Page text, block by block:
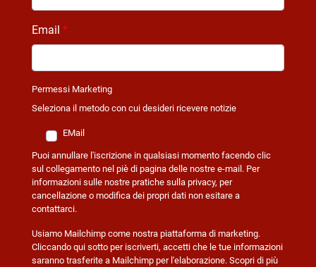
Email *
Permessi Marketing
Permessi Marketing
Seleziona il metodo con cui desideri ricevere notizie
EMail
Puoi annullare l'iscrizione in qualsiasi momento facendo clic
sul collegamento nel piè di pagina delle nostre e-mail. Per
informazioni sulle nostre pratiche sulla privacy, per
cancellazione o modifica dei propri dati non esitare a
contattarci.
Usiamo Mailchimp come nostra piattaforma di marketing.
Cliccando qui sotto per iscriverti, accetti che le tue informazioni
saranno trasferite a Mailchimp per l'elaborazione. Scopri di più